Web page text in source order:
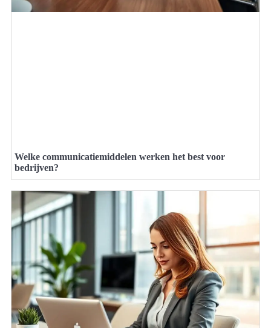
Welke communicatiemiddelen werken het best voor
bedrijven?